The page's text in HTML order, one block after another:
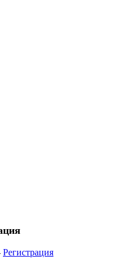
Регистрация